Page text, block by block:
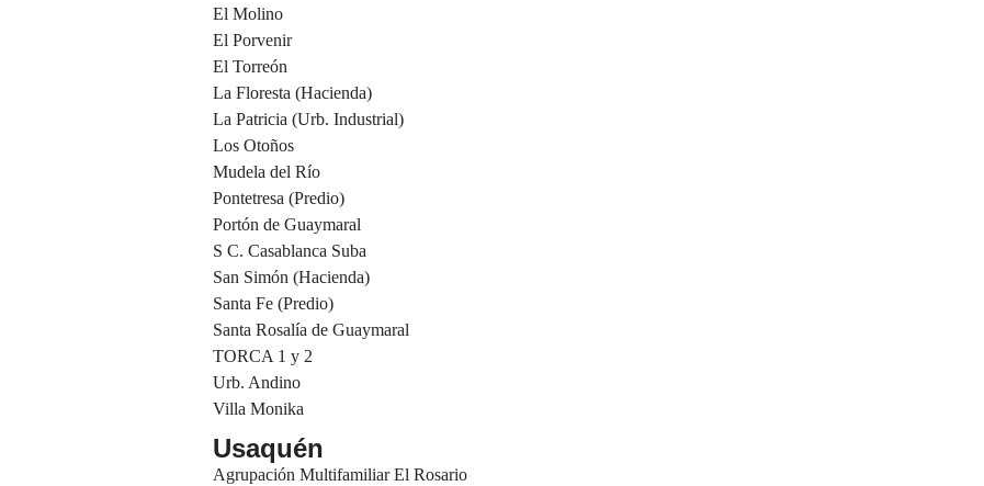
El Molino
El Porvenir
El Torreón
La Floresta (Hacienda)
La Patricia (Urb. Industrial)
Los Otoños
Mudela del Río
Pontetresa (Predio)
Portón de Guaymaral
S C. Casablanca Suba
San Simón (Hacienda)
Santa Fe (Predio)
Santa Rosalía de Guaymaral
TORCA 1 y 2
Urb. Andino
Villa Monika
Usaquén
Agrupación Multifamiliar El Rosario